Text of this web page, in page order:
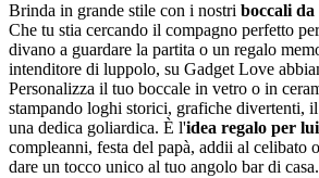
Brinda in grande stile con i nostri boccali
Che tu stia cercando il compagno perfetto
divano a guardare la partita o un regalo
intenditore di luppolo, su Gadget Love
Personalizza il tuo boccale in vetro o in
stampando loghi storici, grafiche divertenti,
una dedica goliardica. È l'idea regalo per lui
compleanni, festa del papà, addii al celibato
dare un tocco unico al tuo angolo bar di casa.